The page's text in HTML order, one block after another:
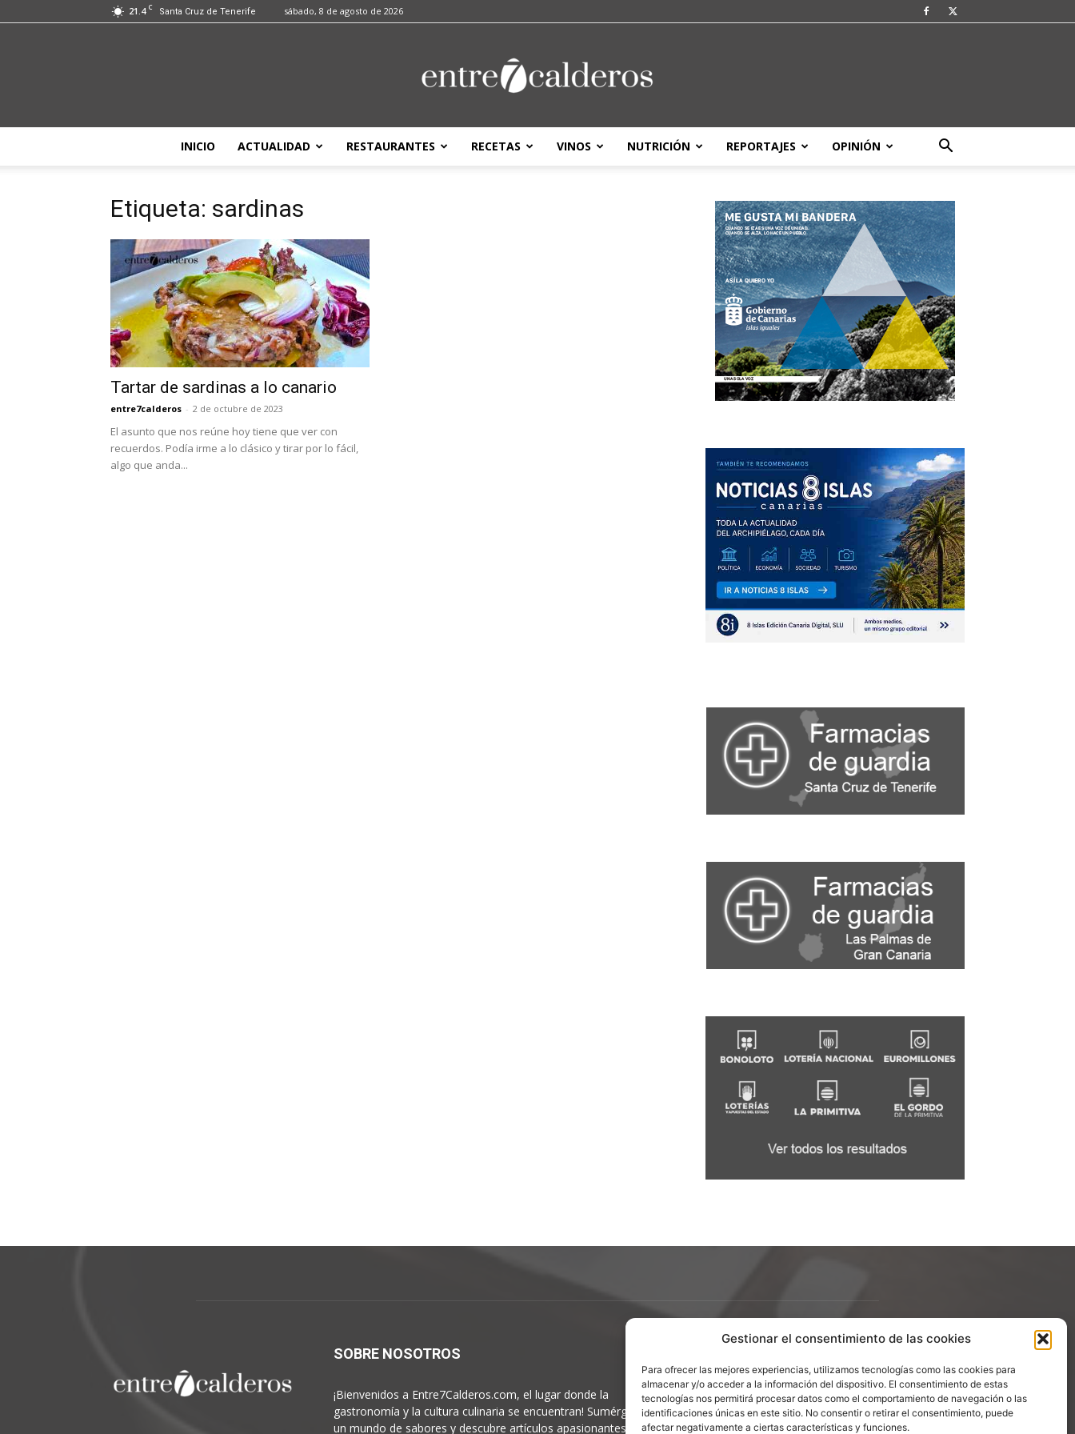
Gestionar el consentimiento de las cookies
Para ofrecer las mejores experiencias, utilizamos tecnologías como las cookies para
almacenar y/o acceder a la información del dispositivo. El consentimiento de estas
tecnologías nos permitirá procesar datos como el comportamiento de navegación o las
identificaciones únicas en este sitio. No consentir o retirar el consentimiento, puede
afectar negativamente a ciertas características y funciones.
21.4 C Santa Cruz de Tenerife sábado, 8 de agosto de 2026
entre7calderos
INICIO ACTUALIDAD RESTAURANTES RECETAS VINOS NUTRICIÓN REPORTAJES OPINIÓN
Etiqueta: sardinas
Tartar de sardinas a lo canario
entre7calderos - 2 de octubre de 2023
El asunto que nos reúne hoy tiene que ver con
recuerdos. Podía irme a lo clásico y tirar por lo fácil,
algo que anda...
SOBRE NOSOTROS
¡Bienvenidos a Entre7Calderos.com, el lugar donde la
gastronomía y la cultura culinaria se encuentran! Sumérgete en
un mundo de sabores y descubre artículos apasionantes.